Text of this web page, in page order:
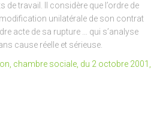
travail. Il considère que l’ordre de
unilatérale de son contrat
acte de sa rupture … qui s’analyse
cause réelle et sérieuse.
chambre sociale, du 2 octobre 2001,